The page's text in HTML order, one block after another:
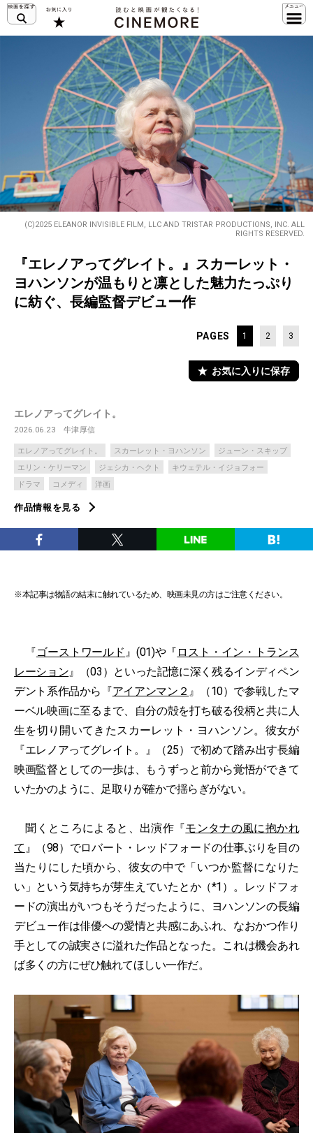
(C)2025 ELEANOR INVISIBLE FILM, LLC AND TRISTAR PRODUCTIONS, INC. ALL
RIGHTS RESERVED.
『エレノアってグレイト。』スカーレット・
ヨハンソンが温もりと凛とした魅力たっぷり
に紡ぐ、長編監督デビュー作
PAGES 1 2 3
お気に入りに保存
エレノアってグレイト。
2026.06.23 牛津厚信
エレノアってグレイト。 スカーレット・ヨハンソン
ジューン・スキッブ
エリン・ケリーマン
ジェシカ・ヘクト
キウェテル・イジョフォー
ドラマ
コメディ 洋画
作品情報を見る
※本記事は物語の結末に触れているため、映画未見の方はご注意ください。
『ゴーストワールド 』(01)や『 ロスト・イン・トランス
レーション』（03）といった記憶に深く残るインディペン
デント系作品から『アイアンマン２ 』（10）で参戦したマ
ーベル映画に至るまで、自分の殻を打ち破る役柄と共に人
生を切り開いてきたスカーレット・ヨハンソン。彼女が
『エレノアってグレイト。』（25）で初めて踏み出す長編
映画監督としての一歩は、もうずっと前から覚悟ができて
いたかのように、足取りが確かで揺らぎがない。
聞くところによると、出演作『モンタナの風に抱かれ
て 』（98）でロバート・レッドフォードの仕事ぶりを目の
当たりにした頃から、彼女の中で「いつか監督になりた
い」という気持ちが芽生えていたとか（*1）。レッドフォ
ードの演出がいつもそうだったように、ヨハンソンの長編
デビュー作は俳優への愛情と共感にあふれ、なおかつ作り
手としての誠実さに溢れた作品となった。これは機会あれ
ば多くの方にぜひ触れてほしい一作だ。